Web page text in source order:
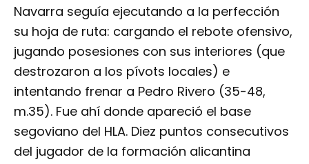
Navarra seguía ejecutando a la perfección
su hoja de ruta: cargando el rebote ofensivo,
jugando posesiones con sus interiores (que
destrozaron a los pívots locales) e
intentando frenar a Pedro Rivero (35-48,
m.35). Fue ahí donde apareció el base
segoviano del HLA. Diez puntos consecutivos
del jugador de la formación alicantina